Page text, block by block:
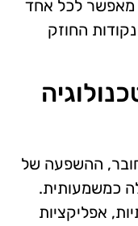
מאפשר לכל אחד
החוזק
ההשפעה של
כמשמעותית.
אפליקציות